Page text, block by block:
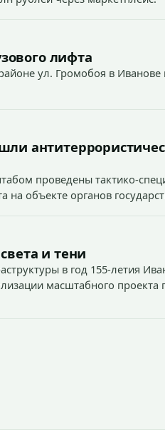
лифта
ул. Громобоя в
проведены тактико-
на объекте органов
и тени
в год 155-летия
масштабного проекта